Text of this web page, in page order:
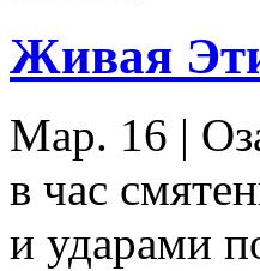
Живая
Мар. 16 |
в час
и ударами